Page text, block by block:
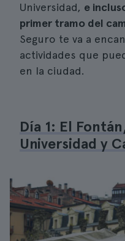
Universidad, e
primer tramo del
Seguro te va a
actividades que
en la ciudad.
Día 1: El
Universidad y